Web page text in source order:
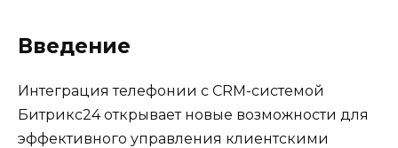
Введение
Интеграция телефонии с CRM-системой
Битрикс24 открывает новые возможности для
эффективного управления клиентскими